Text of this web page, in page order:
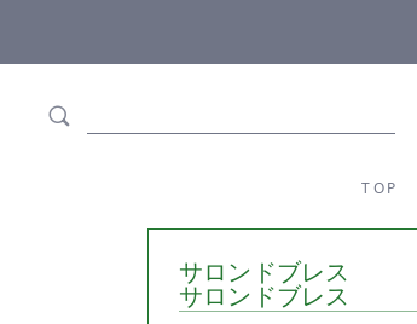
TOP
サロンドブレス
サロンドブレス